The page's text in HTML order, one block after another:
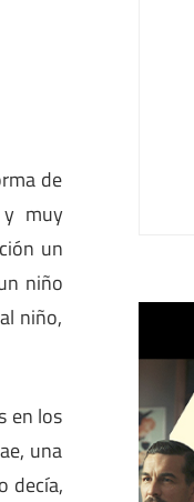
de
muy
un
niño
niño,
en los
una
decía,